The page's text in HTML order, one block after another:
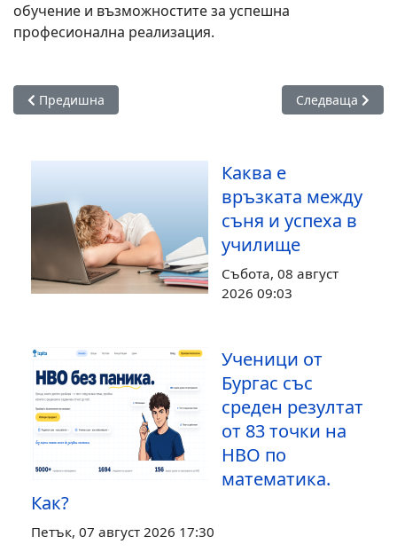
обучение и възможностите за успешна
професионална реализация.
Предишна статия: Академична лекция за Тибет
Предишна Следваща
Следваща
Каква е
връзката между
съня и успеха в
училище
Събота, 08 август
2026 09:03
Ученици от
Бургас със
среден резултат
от 83 точки на
НВО по
математика.
Как?
Петък, 07 август 2026 17:30